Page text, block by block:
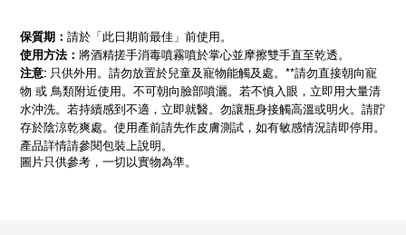
保質期： 請於「此日期前最佳」前使用。
使用方法： 將酒精搓手消毒噴霧噴於掌心並摩擦雙手直至乾透。
注意: 只供外用。請勿放置於兒童及寵物能觸及處。**請勿直接朝向寵
物 或 鳥類附近使用。不可朝向臉部噴灑。若不慎入眼，立即用大量清
水沖洗。若持續感到不適，立即就醫。勿讓瓶身接觸高溫或明火。請貯
存於陰涼乾爽處。使用產前請先作皮膚測試，如有敏感情況請即停用。
產品詳情請參閱包裝上說明。
圖片只供參考，一切以實物為準。